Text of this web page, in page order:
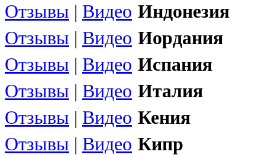
Отзывы | Видео Индонезия
Отзывы | Видео Иордания
Отзывы | Видео Испания
Отзывы | Видео Италия
Отзывы | Видео Кения
Отзывы | Видео Кипр